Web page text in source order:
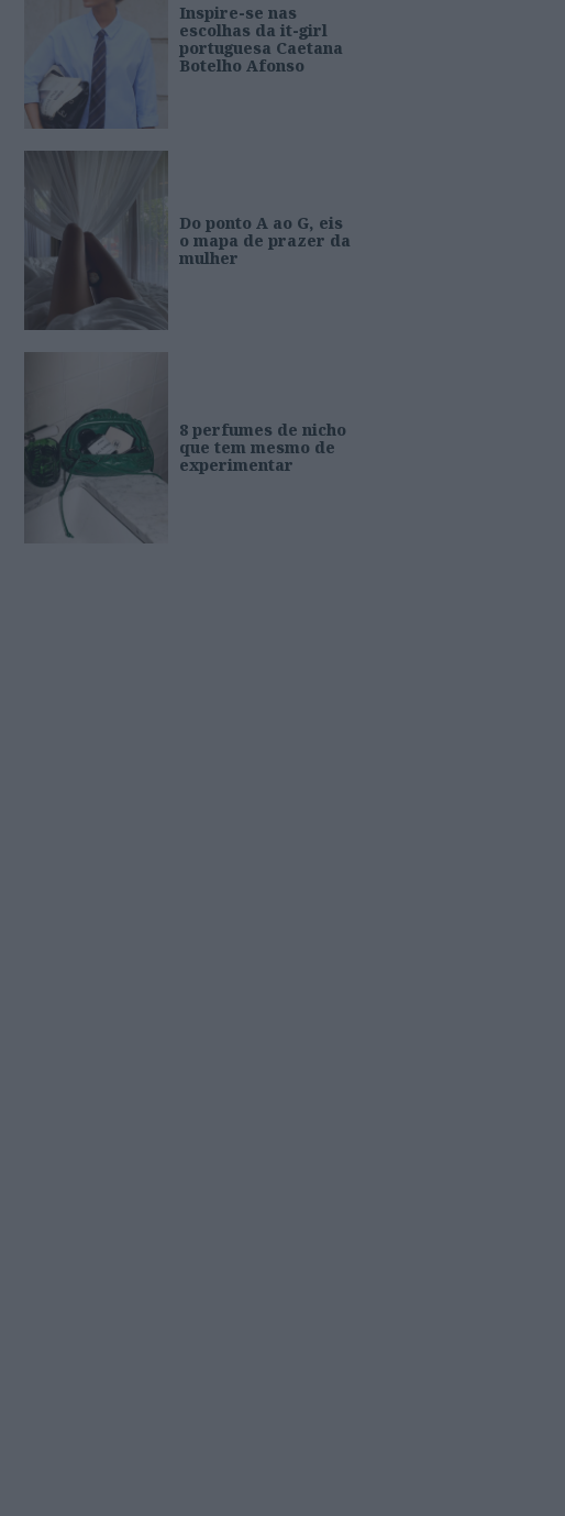
Inspire-se nas
escolhas da it-girl
portuguesa Caetana
Botelho Afonso
Do ponto A ao G, eis
o mapa de prazer da
mulher
8 perfumes de nicho
que tem mesmo de
experimentar